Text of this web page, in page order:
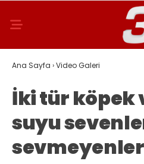
Ana Sayfa ›Video Galeri
İki tür köpek
suyu